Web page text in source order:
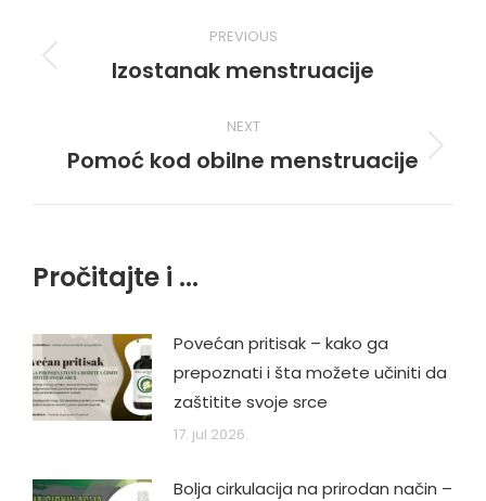
navigation
PREVIOUS
Previous
Izostanak menstruacije
NEXT
Next
Pomoć kod obilne menstruacije
Pročitajte i ...
Povećan pritisak – kako ga
prepoznati i šta možete učiniti da
zaštitite svoje srce
17. jul 2026.
Bolja cirkulacija na prirodan način –